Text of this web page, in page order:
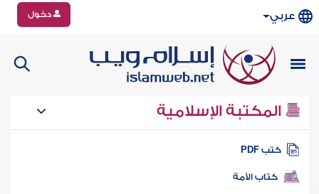
عربي دخول
المكتبة الإسلامية
كتب PDF